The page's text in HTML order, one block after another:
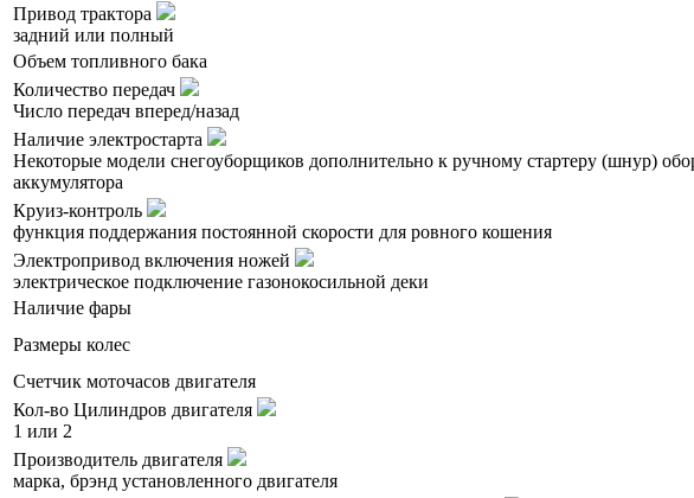
Привод трактора
задний или полный
Объем топливного бака
Количество передач
Число передач вперед/назад
Наличие электростарта
Некоторые модели снегоуборщиков дополнительно к ручному стартеру (шнур)
аккумулятора
Круиз-контроль
функция поддержания постоянной скорости для ровного кошения
Электропривод включения ножей
электрическое подключение газонокосильной деки
Наличие фары
Размеры колес
Счетчик моточасов двигателя
Кол-во Цилиндров двигателя
1 или 2
Производитель двигателя
марка, брэнд установленного двигателя